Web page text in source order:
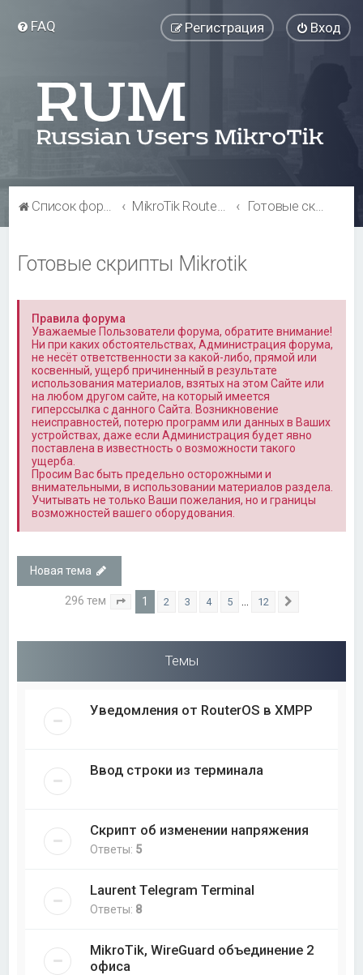
FAQ Вход
Регистрация
Список форумов MikroTik RouterOS Готовые скрипты Mikrotik
Готовые скрипты Mikrotik
Правила форума
Уважаемые Пользователи форума, обратите внимание!
Ни при каких обстоятельствах, Администрация форума,
не несёт ответственности за какой-либо, прямой или
косвенный, ущерб причиненный в результате
использования материалов, взятых на этом Сайте или
на любом другом сайте, на который имеется
гиперссылка с данного Сайта. Возникновение
неисправностей, потерю программ или данных в Ваших
устройствах, даже если Администрация будет явно
поставлена в известность о возможности такого
ущерба.
Просим Вас быть предельно осторожными и
внимательными, в использовании материалов раздела.
Учитывать не только Ваши пожелания, но и границы
возможностей вашего оборудования.
Новая тема
296 тем Страница из 12
1 2 3 4 5 12
Темы
Уведомления от RouterOS в XMPP
Ввод строки из терминала
Скрипт об изменении напряжения
Ответы: 5
Laurent Telegram Terminal
Ответы: 8
MikroTik, WireGuard объединение 2
офиса